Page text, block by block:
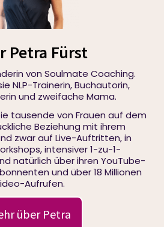
Petra Fürst
von Soulmate Coaching.
NLP-Trainerin, Buchautorin,
und zweifache Mama.
tausende von Frauen auf dem
Beziehung mit ihrem
zwar auf Live-Auftritten, in
intensiver 1-zu-1-
natürlich über ihren YouTube-
und über 18 Millionen
Aufrufen.
über Petra